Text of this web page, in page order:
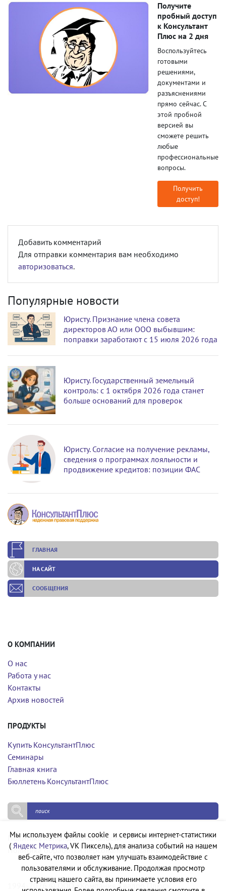
Получите
пробный доступ
к Консультант
Плюс на 2 дня
Воспользуйтесь
готовыми
решениями,
документами и
разъяснениями
прямо сейчас. С
этой пробной
версией вы
сможете решить
любые
профессиональные
вопросы.
Получить
доступ!
Добавить комментарий
Для отправки комментария вам необходимо
авторизоваться.
Популярные новости
Юристу. Признание члена совета
директоров АО или ООО выбывшим:
поправки заработают с 15 июля 2026 года
Юристу. Государственный земельный
контроль: с 1 октября 2026 года станет
больше оснований для проверок
Юристу. Согласие на получение рекламы,
сведения о программах лояльности и
продвижение кредитов: позиции ФАС
ГЛАВНАЯ
НА САЙТ
СООБЩЕНИЯ
О КОМПАНИИ
О нас
Работа у нас
Контакты
Архив новостей
ПРОДУКТЫ
Купить КонсультантПлюс
Семинары
Главная книга
Бюллетень КонсультантПлюс
Политика конфиденциальности
Политика обработки персональных данных
1994-2026 © ООО «Компания Квадро Плюс»
Мы используем файлы cookie и сервисы интернет-статистики
( Яндекс Метрика, VK Пиксель), для анализа событий на нашем
веб-сайте, что позволяет нам улучшать взаимодействие с
пользователями и обслуживание. Продолжая просмотр
страниц нашего сайта, вы принимаете условия его